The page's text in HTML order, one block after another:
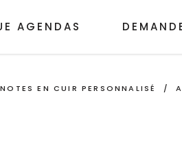
AGENDAS
EN CUIR PERSONNALISÉ /